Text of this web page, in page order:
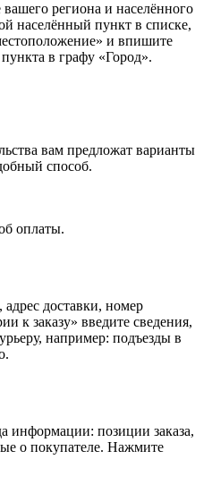
региона и населённого
населённый пункт в списке,
и впишите
в графу «Город».
вам предложат варианты
способ.
оплаты.
доставки, номер
к заказу» введите сведения,
например: подъезды в
информации: позиции заказа,
о покупателе. Нажмите